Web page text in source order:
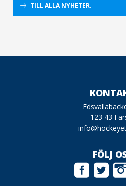
TILL ALLA NYHETER.
123 43
FÖLJ